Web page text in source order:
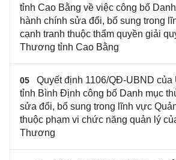
tỉnh Cao Bằng về việc công bố
hành chính sửa đổi, bổ sung trong
cạnh tranh thuộc thẩm quyền giải
Thương tỉnh Cao Bằng
05
Quyết định 1106/QĐ-UBND của
tỉnh Bình Định công bố Danh mục
sửa đổi, bổ sung trong lĩnh vực
thuộc phạm vi chức năng quản lý
Thương